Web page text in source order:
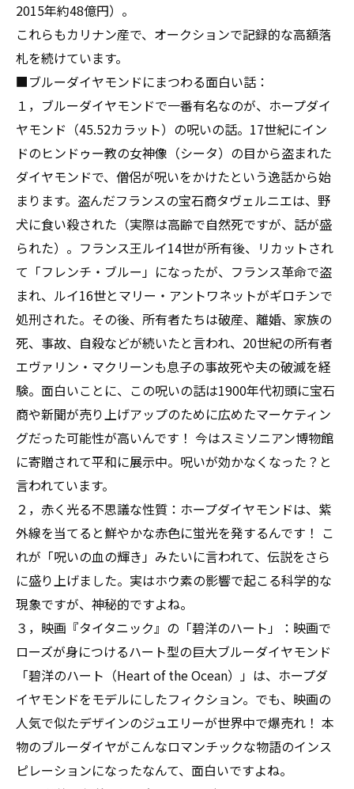
2015年約48億円）。
これらもカリナン産で、オークションで記録的な高額落
札を続けています。
■ブルーダイヤモンドにまつわる面白い話：
１，ブルーダイヤモンドで一番有名なのが、ホープダイ
ヤモンド（45.52カラット）の呪いの話。17世紀にイン
ドのヒンドゥー教の女神像（シータ）の目から盗まれた
ダイヤモンドで、僧侶が呪いをかけたという逸話から始
まります。盗んだフランスの宝石商タヴェルニエは、野
犬に食い殺された（実際は高齢で自然死ですが、話が盛
られた）。フランス王ルイ14世が所有後、リカットされ
て「フレンチ・ブルー」になったが、フランス革命で盗
まれ、ルイ16世とマリー・アントワネットがギロチンで
処刑された。その後、所有者たちは破産、離婚、家族の
死、事故、自殺などが続いたと言われ、20世紀の所有者
エヴァリン・マクリーンも息子の事故死や夫の破滅を経
験。面白いことに、この呪いの話は1900年代初頭に宝石
商や新聞が売り上げアップのために広めたマーケティン
グだった可能性が高いんです！ 今はスミソニアン博物館
に寄贈されて平和に展示中。呪いが効かなくなった？と
言われています。
２，赤く光る不思議な性質：ホープダイヤモンドは、紫
外線を当てると鮮やかな赤色に蛍光を発するんです！ こ
れが「呪いの血の輝き」みたいに言われて、伝説をさら
に盛り上げました。実はホウ素の影響で起こる科学的な
現象ですが、神秘的ですよね。
３，映画『タイタニック』の「碧洋のハート」：映画で
ローズが身につけるハート型の巨大ブルーダイヤモンド
「碧洋のハート（Heart of the Ocean）」は、ホープダ
イヤモンドをモデルにしたフィクション。でも、映画の
人気で似たデザインのジュエリーが世界中で爆売れ！ 本
物のブルーダイヤがこんなロマンチックな物語のインス
ピレーションになったなんて、面白いですよね。